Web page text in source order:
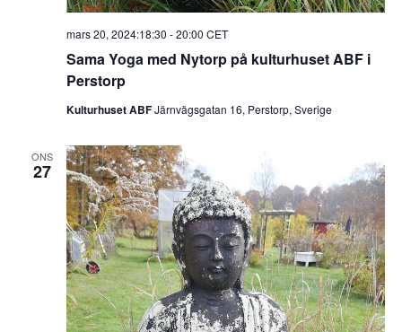
Sama Yoga med Nytorp på kulturhuset ABF i
Perstorp
mars 20, 2024:18:30 -20:00 CET
Kulturhuset ABFJärnvägsgatan 16, Perstorp, Sverige
ONS
27